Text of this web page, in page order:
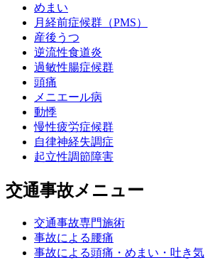
めまい
月経前症候群（PMS）
産後うつ
逆流性食道炎
過敏性腸症候群
頭痛
メニエール病
動悸
慢性疲労症候群
自律神経失調症
起立性調節障害
交通事故メニュー
交通事故専門施術
事故による腰痛
事故による頭痛・めまい・吐き気